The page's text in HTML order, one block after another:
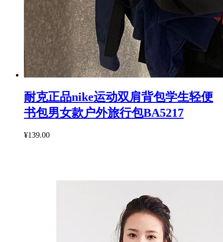
耐克正品nike运动双肩背包学生轻便
书包男女款户外旅行包BA5217
¥139.00